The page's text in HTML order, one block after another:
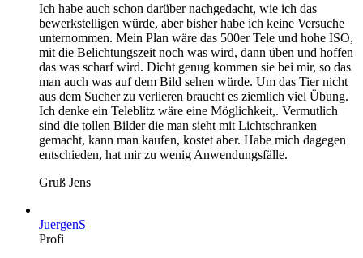
Ich habe auch schon darüber nachgedacht, wie ich das
bewerkstelligen würde, aber bisher habe ich keine Versuche
unternommen. Mein Plan wäre das 500er Tele und hohe ISO,
mit die Belichtungszeit noch was wird, dann üben und hoffen
das was scharf wird. Dicht genug kommen sie bei mir, so das
man auch was auf dem Bild sehen würde. Um das Tier nicht
aus dem Sucher zu verlieren braucht es ziemlich viel Übung.
Ich denke ein Teleblitz wäre eine Möglichkeit,. Vermutlich
sind die tollen Bilder die man sieht mit Lichtschranken
gemacht, kann man kaufen, kostet aber. Habe mich dagegen
entschieden, hat mir zu wenig Anwendungsfälle.
Gruß Jens
JuergenS
Profi